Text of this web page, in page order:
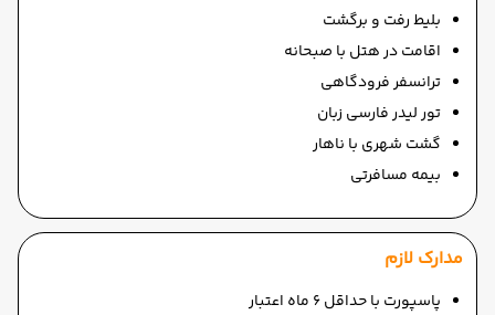
بلیط رفت و برگشت
اقامت در هتل با صبحانه
ترانسفر فرودگاهی
تور لیدر فارسی زبان
گشت شهری با ناهار
بیمه مسافرتی
مدارک لازم
پاسپورت با حداقل 6 ماه اعتبار